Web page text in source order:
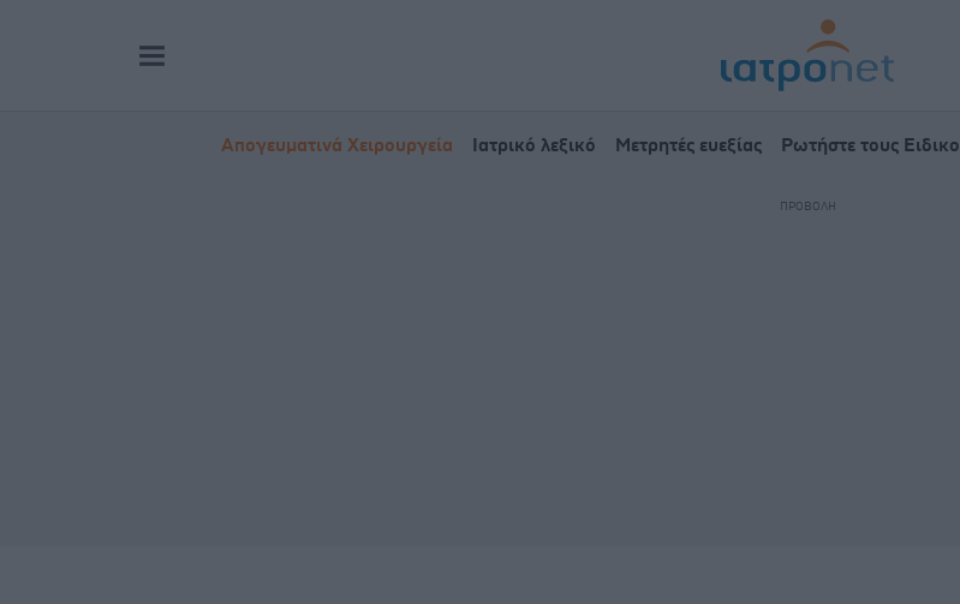
Απογευματινά Χειρουργεία Ιατρικό λεξικό Μετρητές ευεξίας Ρωτήστε τους